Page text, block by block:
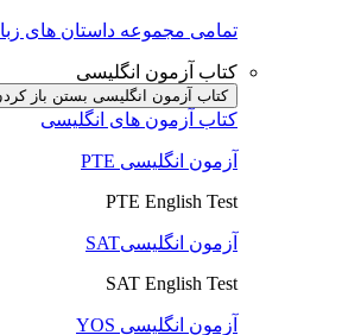
تمامی مجموعه داستان های
کتاب آزمون انگلیسی
کتاب آزمون انگلیسی بستن باز
کتاب آزمون های انگلیسی
آزمون انگلیسی PTE
PTE English Test
آزمون انگلیسیSAT
SAT English Test
آزمون انگلیسی YOS